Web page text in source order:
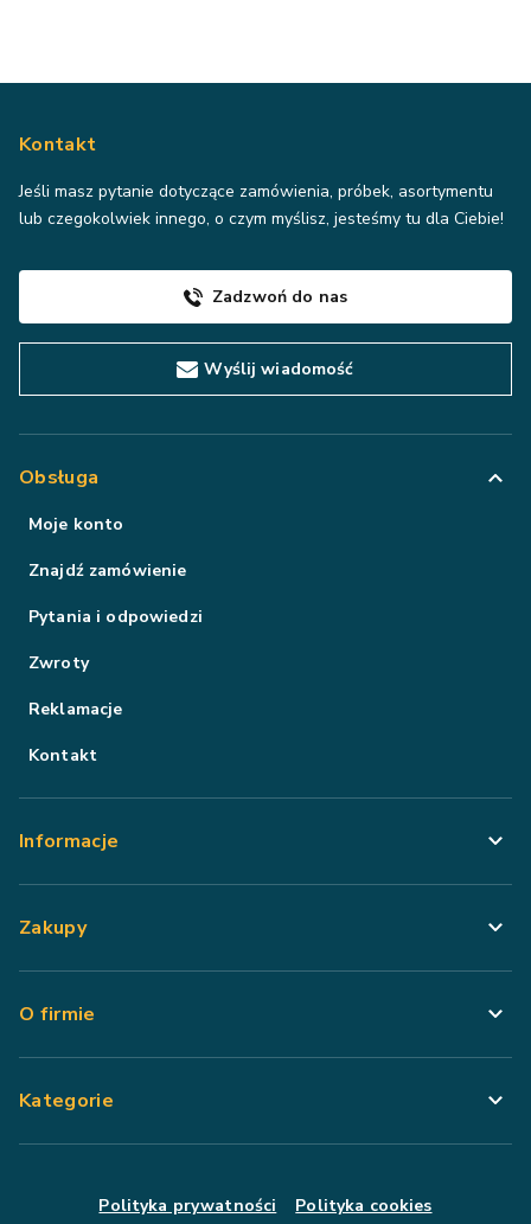
Kontakt
Jeśli masz pytanie dotyczące zamówienia, próbek, asortymentu
lub czegokolwiek innego, o czym myślisz, jesteśmy tu dla Ciebie!
Zadzwoń do nas
Wyślij wiadomość
Obsługa
Moje konto
Znajdź zamówienie
Pytania i odpowiedzi
Zwroty
Reklamacje
Kontakt
Informacje
Zakupy
O firmie
Kategorie
Polityka prywatności Polityka cookies